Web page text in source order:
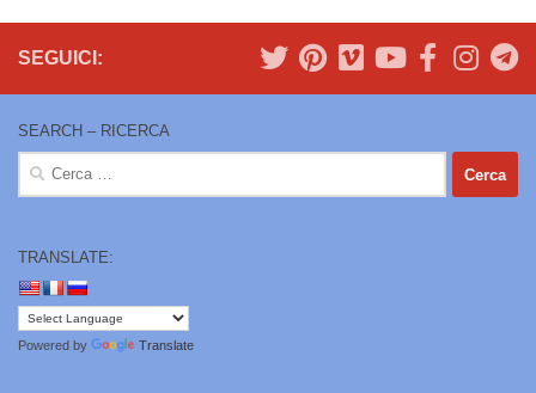
SEGUICI:
SEARCH – RICERCA
Ricerca
TRANSLATE:
Powered by Translate